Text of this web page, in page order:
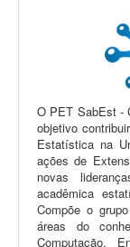
O PET SabEst -
objetivo
Estatística na
ações de
novas
acadêmica
Compõe o
áreas do
Computação,